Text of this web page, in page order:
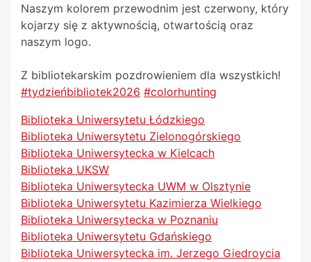
Naszym kolorem przewodnim jest czerwony, który
kojarzy się z aktywnością, otwartością oraz
naszym logo.
Z bibliotekarskim pozdrowieniem dla wszystkich!
#tydzieńbibliotek2026 #colorhunting
Biblioteka Uniwersytetu Łódzkiego
Biblioteka Uniwersytetu Zielonogórskiego
Biblioteka Uniwersytecka w Kielcach
Biblioteka UKSW
Biblioteka Uniwersytecka UWM w Olsztynie
Biblioteka Uniwersytetu Kazimierza Wielkiego
Biblioteka Uniwersytecka w Poznaniu
Biblioteka Uniwersytetu Gdańskiego
Biblioteka Uniwersytecka im. Jerzego Giedroycia